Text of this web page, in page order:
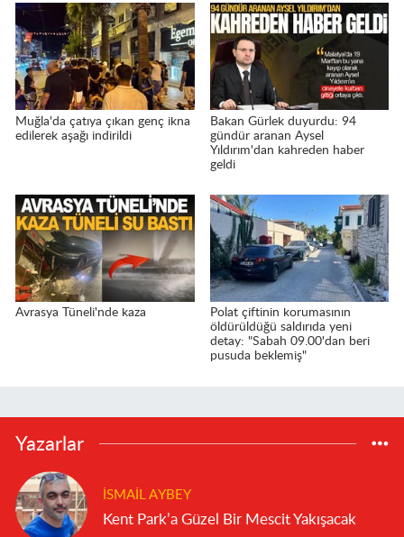
Muğla'da çatıya çıkan genç ikna
edilerek aşağı indirildi
Bakan Gürlek duyurdu: 94
gündür aranan Aysel
Yıldırım'dan kahreden haber
geldi
Avrasya Tüneli'nde kaza
Polat çiftinin korumasının
öldürüldüğü saldırıda yeni
detay: "Sabah 09.00'dan beri
pusuda beklemiş"
Yazarlar
İSMAIL AYBEY
Kent Park’a Güzel Bir Mescit Yakışacak